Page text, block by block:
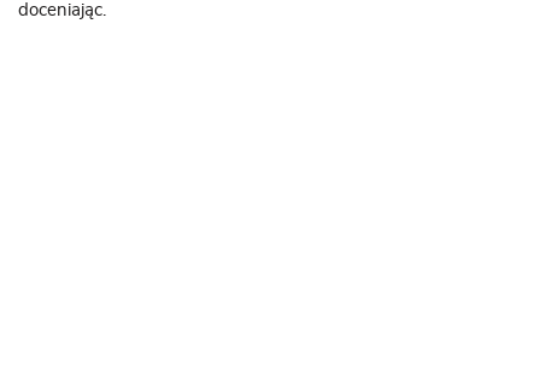
doceniając.